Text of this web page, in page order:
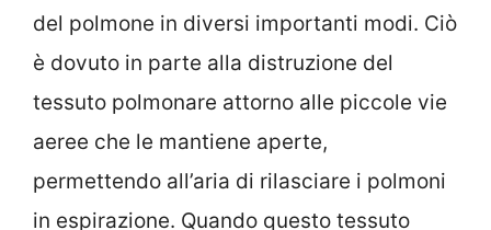
del polmone in diversi importanti modi. Ciò
è dovuto in parte alla distruzione del
tessuto polmonare attorno alle piccole vie
aeree che le mantiene aperte,
permettendo all’aria di rilasciare i polmoni
in espirazione. Quando questo tessuto